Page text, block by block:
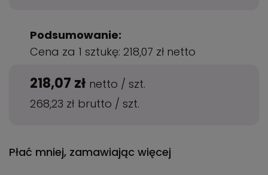
Podsumowanie:
Cena za 1 sztukę: 218,07 zł netto
218,07 zł netto / szt.
268,23 zł brutto / szt.
Płać mniej, zamawiając więcej